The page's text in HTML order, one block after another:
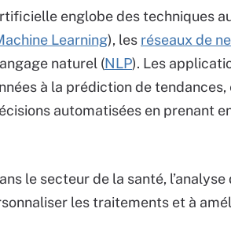
englobe des techniques
Learning), les réseaux de
naturel (NLP). Les
à la prédiction de
automatisées en prenant
le secteur de la santé,
les traitements et à